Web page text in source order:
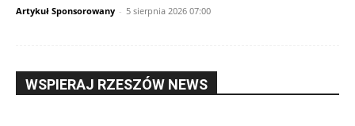
Artykuł Sponsorowany - 5 sierpnia 2026 07:00
WSPIERAJ RZESZÓW NEWS